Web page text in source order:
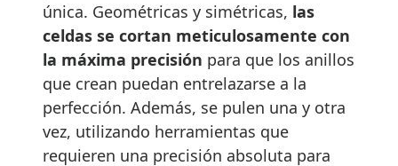
única. Geométricas y simétricas, las
celdas se cortan meticulosamente con
la máxima precisión para que los anillos
que crean puedan entrelazarse a la
perfección. Además, se pulen una y otra
vez, utilizando herramientas que
requieren una precisión absoluta para